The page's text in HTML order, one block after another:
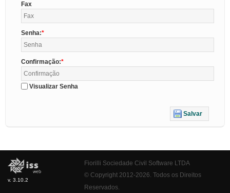
Fax
Senha:
Confirmação:
Visualizar Senha
Salvar
v. 3.10.2
Fiorilli Sociedade Civil Software LTDA
© Copyright 2012-2026. Todos os Direitos
Reservados.